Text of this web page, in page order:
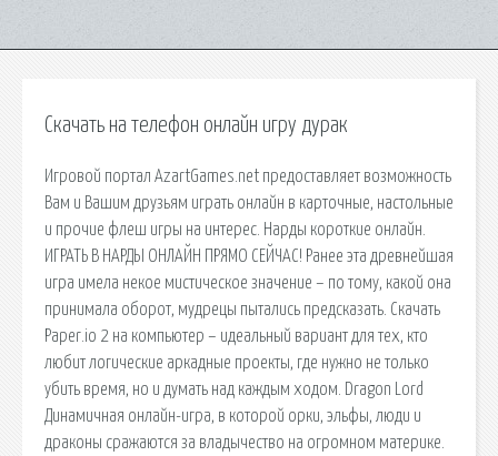
Скачать на телефон онлайн игру дурак
Игровой портал AzartGames.net предоставляет возможность
Вам и Вашим друзьям играть онлайн в карточные, настольные
и прочие флеш игры на интерес. Нарды короткие онлайн.
ИГРАТЬ В НАРДЫ ОНЛАЙН ПРЯМО СЕЙЧАС! Ранее эта древнейшая
игра имела некое мистическое значение – по тому, какой она
принимала оборот, мудрецы пытались предсказать. Скачать
Paper.io 2 на компьютер – идеальный вариант для тех, кто
любит логические аркадные проекты, где нужно не только
убить время, но и думать над каждым ходом. Dragon Lord
Динамичная онлайн-игра, в которой орки, эльфы, люди и
драконы сражаются за владычество на огромном материке.